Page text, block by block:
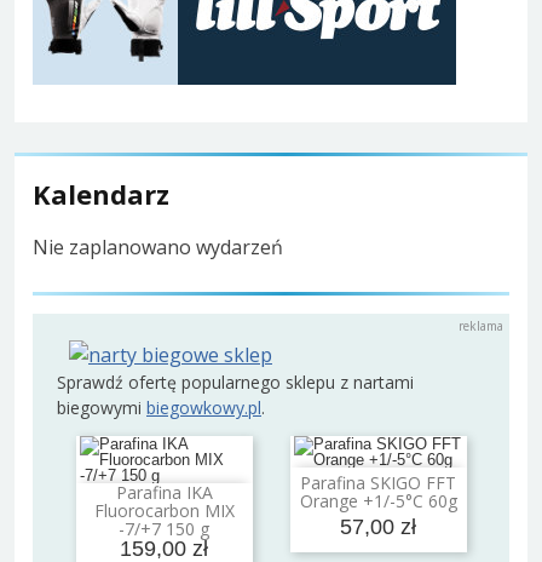
Kalendarz
Nie zaplanowano wydarzeń
Sprawdź ofertę popularnego sklepu z nartami
biegowymi biegowkowy.pl.
Parafina IKA
Fluorocarbon MIX
-7/+7 150 g
159,00 zł
Dodaj do koszyka
Parafina SKIGO FFT
Orange +1/-5°C 60g
57,00 zł
Dodaj do koszyka